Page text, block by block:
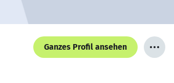
Ganzes Profil ansehen